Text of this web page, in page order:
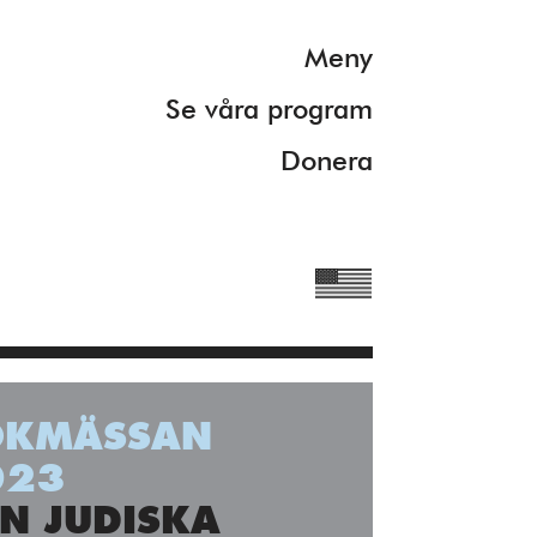
Meny
Se våra program
Donera
om våra
JUDISKA